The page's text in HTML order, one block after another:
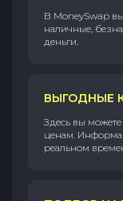
В MoneySwap
наличные,
деньги.
ВЫГОДНЫЕ
Здесь вы
ценам.
реальном